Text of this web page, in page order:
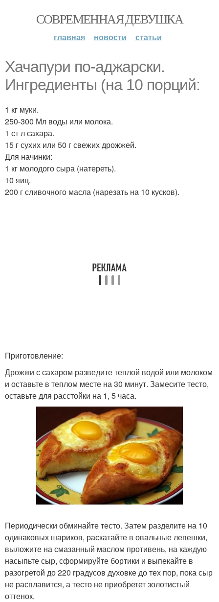
СОВРЕМЕННАЯ ДЕВУШКА
главная новости статьи
Хачапури по-аджарски.
Ингредиенты (на 10 порций:
1 кг муки.
250-300 Мл воды или молока.
1 ст л сахара.
15 г сухих или 50 г свежих дрожжей.
Для начинки:
1 кг молодого сыра (натереть).
10 яиц.
200 г сливочного масла (нарезать на 10 кусков).
Приготовление:
Дрожжи с сахаром разведите теплой водой или молоком
и оставьте в теплом месте на 30 минут. Замесите тесто,
оставьте для расстойки на 1, 5 часа.
Периодически обминайте тесто. Затем разделите на 10
одинаковых шариков, раскатайте в овальные лепешки,
выложите на смазанный маслом противень, на каждую
насыпьте сыр, сформируйте бортики и выпекайте в
разогретой до 220 градусов духовке до тех пор, пока сыр
не расплавится, а тесто не приобретет золотистый
оттенок.